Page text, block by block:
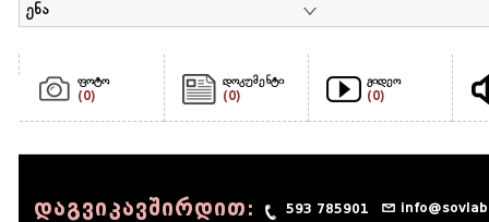
ენა
ფოტო
(0)
დოკუმენტი
(0)
ვიდეო
(0)
დაგვიკავშირდით: 593 785901